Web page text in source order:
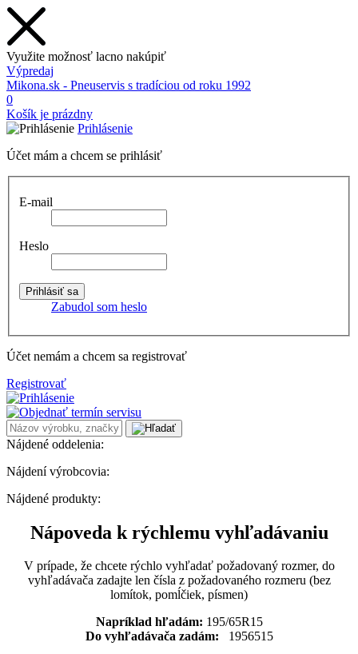
Využite možnosť lacno nakúpiť
Výpredaj
Mikona.sk - Pneuservis s tradíciou od roku 1992
0
Košík je prázdny
Prihlásenie
Účet mám a chcem se prihlásiť
E-mail
Heslo
Zabudol som heslo
Účet nemám a chcem sa registrovať
Registrovať
Nájdené oddelenia:
Nájdení výrobcovia:
Nájdené produkty:
Nápoveda k rýchlemu vyhľadávaniu
V prípade, že chcete rýchlo vyhľadať požadovaný rozmer, do
vyhľadávača zadajte len čísla z požadovaného rozmeru (bez
lomítok, pomĺčiek, písmen)
Napríklad hľadám: 195/65R15
Do vyhľadávača zadám: 1956515